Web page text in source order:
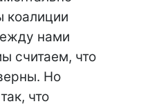
коалиции
нами
считаем, что
Но
что